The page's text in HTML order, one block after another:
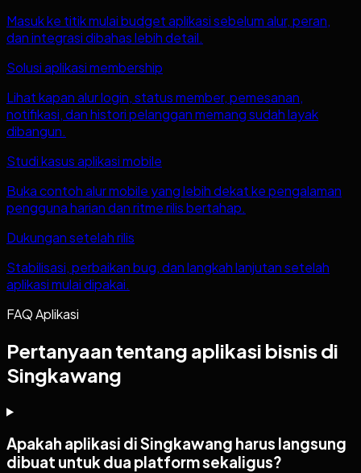
Masuk ke titik mulai budget aplikasi sebelum alur, peran,
dan integrasi dibahas lebih detail.
Solusi aplikasi membership
Lihat kapan alur login, status member, pemesanan,
notifikasi, dan histori pelanggan memang sudah layak
dibangun.
Studi kasus aplikasi mobile
Buka contoh alur mobile yang lebih dekat ke pengalaman
pengguna harian dan ritme rilis bertahap.
Dukungan setelah rilis
Stabilisasi, perbaikan bug, dan langkah lanjutan setelah
aplikasi mulai dipakai.
FAQ Aplikasi
Pertanyaan tentang aplikasi bisnis di
Singkawang
Apakah aplikasi di Singkawang harus langsung
dibuat untuk dua platform sekaligus?